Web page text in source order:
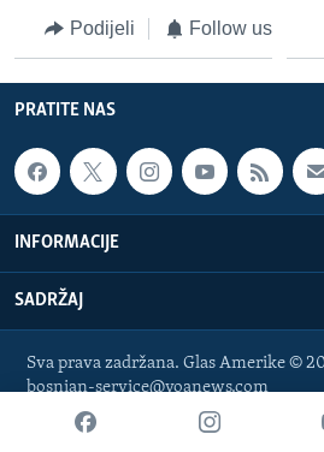
Learning English
PRATITE NAS
Jezici
Podijeli Follow us
PRATITE NAS
INFORMACIJE
SADRŽAJ
Sva prava zadržana. Glas Amerike ©
bosnian-service@voanews.com